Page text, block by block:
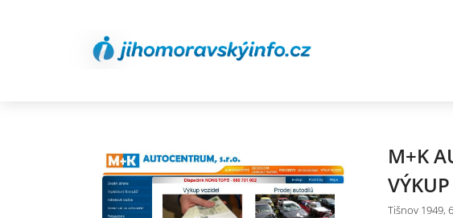
M+K
Tišnov 1949,